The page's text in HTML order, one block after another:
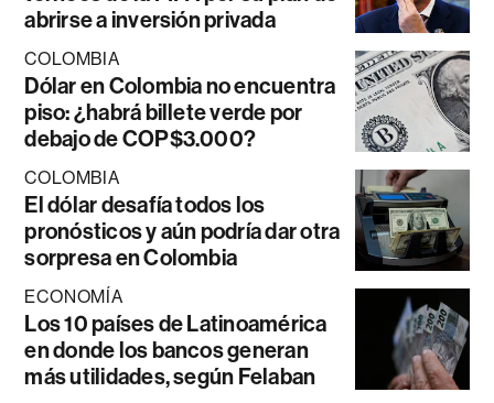
abrirse a inversión privada
COLOMBIA
Dólar en Colombia no encuentra
piso: ¿habrá billete verde por
debajo de COP$3.000?
COLOMBIA
El dólar desafía todos los
pronósticos y aún podría dar otra
sorpresa en Colombia
ECONOMÍA
Los 10 países de Latinoamérica
en donde los bancos generan
más utilidades, según Felaban